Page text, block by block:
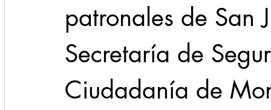
patronales de San
Secretaría de
Ciudadanía de